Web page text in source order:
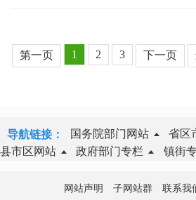
第一页 1 2 3 下一页
导航链接： 国务院部门网站 省区
县市区网站
政府部门专栏 镇街
网站声明 子网站群 联系我